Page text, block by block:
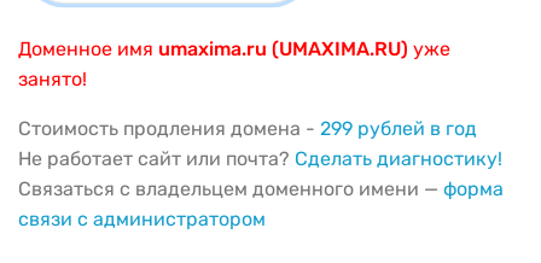
Доменное имя umaxima.ru (UMAXIMA.RU) уже
занято!
Стоимость продления домена - 299 рублей в год
Не работает сайт или почта? Сделать диагностику!
Связаться с владельцем доменного имени — форма
связи с администратором